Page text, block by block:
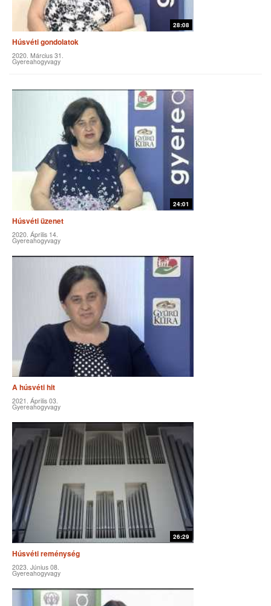
28:08
Húsvéti gondolatok
2020. Március 31.
Gyereahogyvagy
24:01
Húsvéti üzenet
2020. Április 14.
Gyereahogyvagy
A húsvéti hit
2021. Április 03.
Gyereahogyvagy
26:29
Húsvéti reménység
2023. Június 08.
Gyereahogyvagy